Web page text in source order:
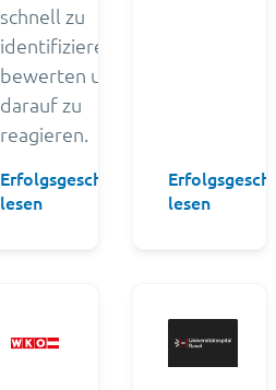
schnell zu
identifizieren, zu
bewerten und
darauf zu
reagieren.
Erfolgsgeschichte
lesen
lesen